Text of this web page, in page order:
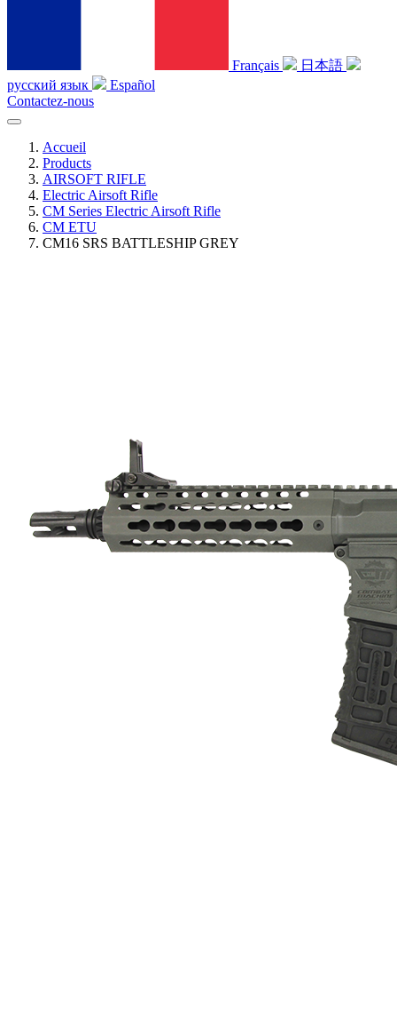
Français
日本語
русский язык
Español
Contactez-nous
Accueil
Products
AIRSOFT RIFLE
Electric Airsoft Rifle
CM Series Electric Airsoft Rifle
CM ETU
CM16 SRS BATTLESHIP GREY